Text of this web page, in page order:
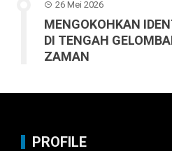
26 Mei 2026
MENGOKOHKAN
DI TENGAH
ZAMAN
PROFILE